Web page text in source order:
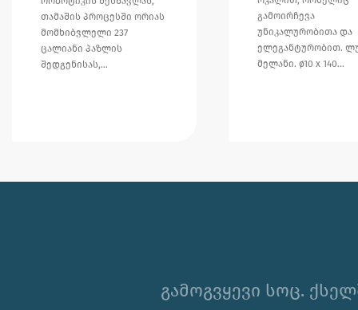
თამაშის პროცესში ორიას
მომხიბვლელი 237
ცალიანი პაზლის
შედგენისას,…
გამოირჩევა
უნიკალურობითა და
ელეგანტურობით.
მელანი. ø10 x 140…
გამოგვყევი სოც.